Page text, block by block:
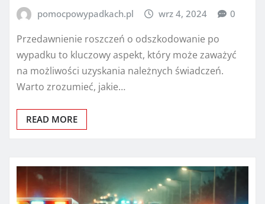
pomocpowypadkach.pl wrz 4, 2024 0
Przedawnienie roszczeń o odszkodowanie po
wypadku to kluczowy aspekt, który może zaważyć
na możliwości uzyskania należnych świadczeń.
Warto zrozumieć, jakie…
READ MORE